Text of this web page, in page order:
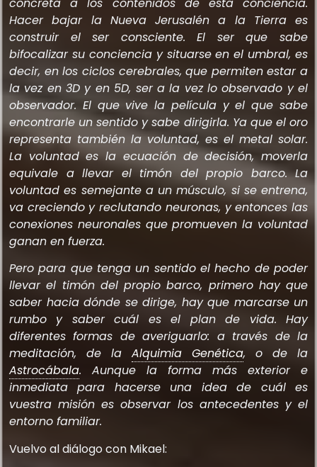
Hacer bajar la Nueva Jerusalén a la Tierra es
construir el ser consciente. El ser que sabe
bifocalizar su conciencia y situarse en el umbral, es
decir, en los ciclos cerebrales, que permiten estar a
la vez en 3D y en 5D, ser a la vez lo observado y el
observador. El que vive la película y el que sabe
encontrarle un sentido y sabe dirigirla. Ya que el oro
representa también la voluntad, es el metal solar.
La voluntad es la ecuación de decisión, moverla
equivale a llevar el timón del propio barco. La
voluntad es semejante a un músculo, si se entrena,
va creciendo y reclutando neuronas, y entonces las
conexiones neuronales que promueven la voluntad
ganan en fuerza.
Pero para que tenga un sentido el hecho de poder
llevar el timón del propio barco, primero hay que
saber hacia dónde se dirige, hay que marcarse un
rumbo y saber cuál es el plan de vida. Hay
diferentes formas de averiguarlo: a través de la
meditación, de la Alquimia Genética, o de la
Astrocábala. Aunque la forma más exterior e
inmediata para hacerse una idea de cuál es
vuestra misión es observar los antecedentes y el
entorno familiar.
Vuelvo al diálogo con Mikael: